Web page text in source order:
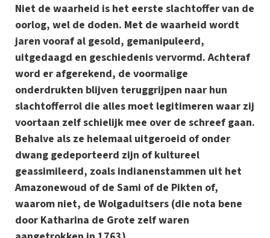
Niet de waarheid is het eerste slachtoffer van de
oorlog, wel de doden. Met de waarheid wordt
jaren vooraf al gesold, gemanipuleerd,
uitgedaagd en geschiedenis vervormd. Achteraf
word er afgerekend, de voormalige
onderdrukten blijven teruggrijpen naar hun
slachtofferrol die alles moet legitimeren waar zij
voortaan zelf schielijk mee over de schreef gaan.
Behalve als ze helemaal uitgeroeid of onder
dwang gedeporteerd zijn of kultureel
geassimileerd, zoals indianenstammen uit het
Amazonewoud of de Sami of de Pikten of,
waarom niet, de Wolgaduitsers (die nota bene
door Katharina de Grote zelf waren